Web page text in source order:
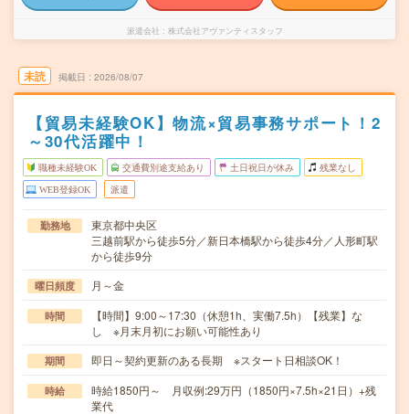
派遣会社 株式会社アヴァンティスタッフ
未読 掲載日 2026/08/07
【貿易未経験OK】物流×貿易事務サポート！2
～30代活躍中！
職種未経験OK 交通費別途支給あり 土日祝日が休み 残業なし
WEB登録OK 派遣
勤務地
東京都中央区
三越前駅から徒歩5分／新日本橋駅から徒歩4分／人形町駅
から徒歩9分
曜日頻度 月～金
時間
【時間】9:00～17:30（休憩1h、実働7.5h）【残業】な
し ※月末月初にお願い可能性あり
期間 即日～契約更新のある長期 ※スタート日相談OK！
時給
時給1850円～ 月収例:29万円（1850円×7.5h×21日）+残
業代